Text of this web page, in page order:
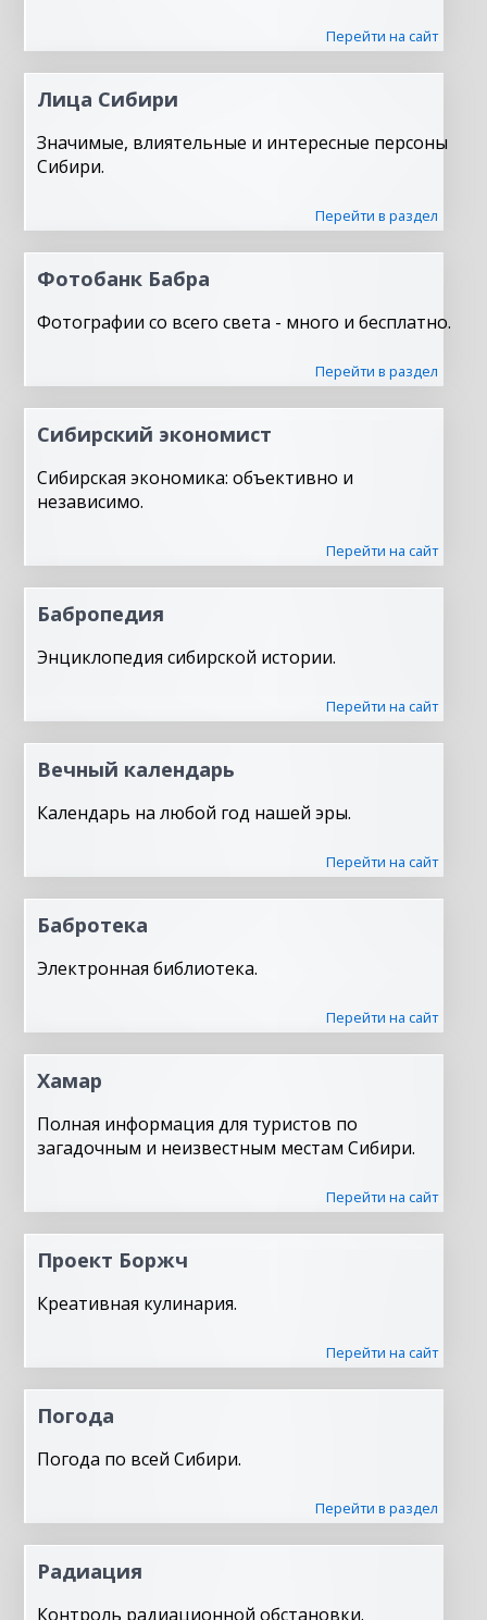
Перейти на сайт
Лица Сибири
Значимые, влиятельные и интересные персоны
Сибири.
Перейти в раздел
Фотобанк Бабра
Фотографии со всего света - много и бесплатно.
Перейти в раздел
Сибирский экономист
Сибирская экономика: объективно и
независимо.
Перейти на сайт
Бабропедия
Энциклопедия сибирской истории.
Перейти на сайт
Вечный календарь
Календарь на любой год нашей эры.
Перейти на сайт
Бабротека
Электронная библиотека.
Перейти на сайт
Хамар
Полная информация для туристов по
загадочным и неизвестным местам Сибири.
Перейти на сайт
Проект Боржч
Креативная кулинария.
Перейти на сайт
Погода
Погода по всей Сибири.
Перейти в раздел
Радиация
Контроль радиационной обстановки.